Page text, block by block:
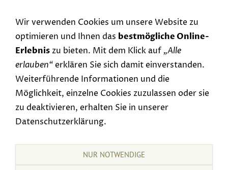
Wir verwenden Cookies um unsere Website zu
optimieren und Ihnen das bestmögliche Online-
Erlebniszu bieten. Mit dem Klick auf „Alle
erlauben“erklären Sie sich damit einverstanden.
Weiterführende Informationen und die
Möglichkeit, einzelne Cookies zuzulassen oder sie
zu deaktivieren, erhalten Sie in unserer
Datenschutzerklärung.
NUR NOTWENDIGE